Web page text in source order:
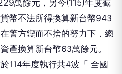
萬餘元，另今(115)年度截
幣不法所得換算新台幣943
警方鍥而不捨的努力下，總
產換算新台幣63萬餘元。
114年度執行共4波「 全國